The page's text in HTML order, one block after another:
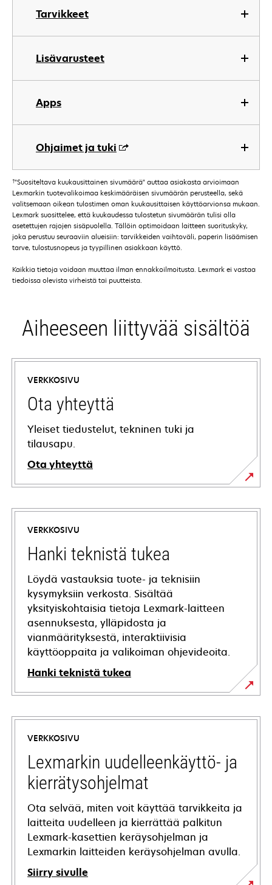
Tarvikkeet
Lisävarusteet
Apps
Ohjaimet ja tuki
†"Suositeltava kuukausittainen sivumäärä" auttaa asiakasta arvioimaan
Lexmarkin tuotevalikoimaa keskimääräisen sivumäärän perusteella, sekä
valitsemaan oikean tulostimen oman kuukausittaisen käyttöarvionsa mukaan.
Lexmark suosittelee, että kuukaudessa tulostetun sivumäärän tulisi olla
asetettujen rajojen sisäpuolella. Tällöin optimoidaan laitteen suorituskyky,
joka perustuu seuraaviin alueisiin: tarvikkeiden vaihtoväli, paperin lisäämisen
tarve, tulostusnopeus ja tyypillinen asiakkaan käyttö.
Kaikkia tietoja voidaan muuttaa ilman ennakkoilmoitusta. Lexmark ei vastaa
tiedoissa olevista virheistä tai puutteista.
Aiheeseen liittyvää sisältöä
VERKKOSIVU
Ota yhteyttä
Yleiset tiedustelut, tekninen tuki ja
tilausapu.
Ota yhteyttä
VERKKOSIVU
Hanki teknistä tukea
Löydä vastauksia tuote- ja teknisiin
kysymyksiin verkosta. Sisältää
yksityiskohtaisia tietoja Lexmark-laitteen
asennuksesta, ylläpidosta ja
vianmäärityksestä, interaktiivisia
käyttöoppaita ja valikoiman ohjevideoita.
Hanki teknistä tukea
opens
in
new
tab
VERKKOSIVU
Lexmarkin uudelleenkäyttö- ja
kierrätysohjelmat
Ota selvää, miten voit käyttää tarvikkeita ja
laitteita uudelleen ja kierrättää palkitun
Lexmark-kasettien keräysohjelman ja
Lexmarkin laitteiden keräysohjelman avulla.
Siirry sivulle